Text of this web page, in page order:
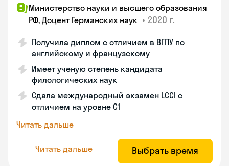
Министерство науки и высшего образования
РФ, Доцент Германских наук • 2020 г.
Получила диплом с отличием в ВГПУ по
английскому и французскому
Имеет ученую степень кандидата
филологических наук
Сдала международный экзамен LCCI с
отличием на уровне C1
Читать дальше
Читать дальше Выбрать время